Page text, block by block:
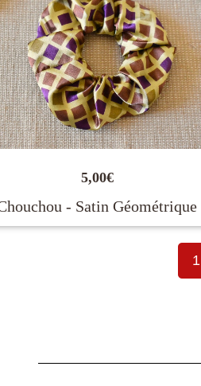
5,00€
- Satin Géométrique
1